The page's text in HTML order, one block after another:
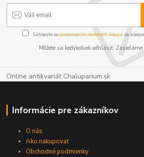
Súhlasím sospracovaním osobných údajov za
Môžete sa kedykoľvek odhlásiť.
Online antikvariát Chaluparium.sk
Informácie pre zákazníkov
O nás
Ako nakupovať
Obchodné podmienky